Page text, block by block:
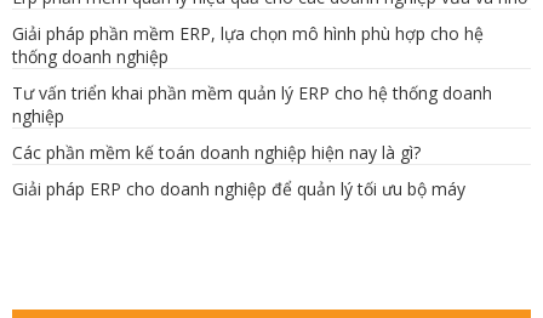
Giải pháp phần mềm ERP, lựa chọn mô hình phù hợp cho hệ
thống doanh nghiệp
Tư vấn triển khai phần mềm quản lý ERP cho hệ thống doanh
nghiệp
Các phần mềm kế toán doanh nghiệp hiện nay là gì?
Giải pháp ERP cho doanh nghiệp để quản lý tối ưu bộ máy